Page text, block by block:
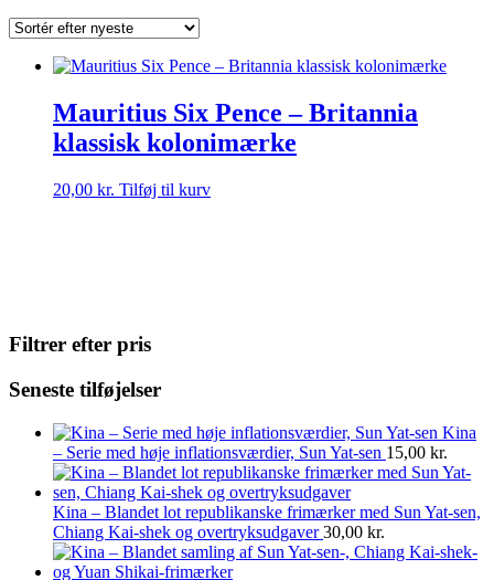
Mauritius Six Pence – Britannia
klassisk kolonimærke
20,00 kr. Tilføj til kurv
Filtrer efter pris
Seneste tilføjelser
Kina
– Serie med høje inflationsværdier, Sun Yat-sen 15,00 kr.
Kina – Blandet lot republikanske frimærker med Sun Yat-sen,
Chiang Kai-shek og overtryksudgaver 30,00 kr.